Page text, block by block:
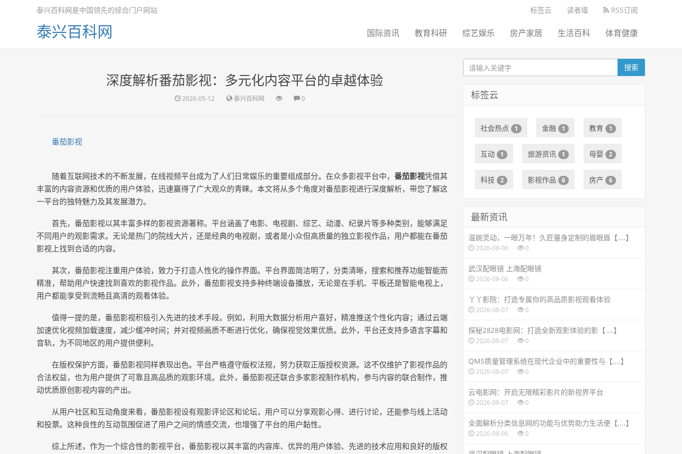
标签云 读者墙 RSS订阅
泰兴百科网是中国领先的综合门户网站
泰兴百科网 国际资讯 教育科研 综艺娱乐 房产家居 生活百科 体育健康
深度解析番茄影视：多元化内容平台的卓越体验
2026-05-12 泰兴百科网 0
番茄影视
随着互联网技术的不断发展，在线视频平台成为了人们日常娱乐的重要组成部分。在众多影视平台中， 番茄影视凭借其
丰富的内容资源和优质的用户体验，迅速赢得了广大观众的青睐。本文将从多个角度对番茄影视进行深度解析，带您了解这
一平台的独特魅力及其发展潜力。
首先，番茄影视以其丰富多样的影视资源著称。平台涵盖了电影、电视剧、综艺、动漫、纪录片等多种类别，能够满足
不同用户的观影需求。无论是热门的院线大片，还是经典的电视剧，或者是小众但高质量的独立影视作品，用户都能在番茄
影视上找到合适的内容。
其次，番茄影视注重用户体验，致力于打造人性化的操作界面。平台界面简洁明了，分类清晰，搜索和推荐功能智能而
精准，帮助用户快速找到喜欢的影视作品。此外，番茄影视支持多种终端设备播放，无论是在手机、平板还是智能电视上，
用户都能享受到流畅且高清的观看体验。
值得一提的是，番茄影视积极引入先进的技术手段。例如，利用大数据分析用户喜好，精准推送个性化内容；通过云端
加速优化视频加载速度，减少缓冲时间；并对视频画质不断进行优化，确保视觉效果优质。此外，平台还支持多语言字幕和
音轨，为不同地区的用户提供便利。
在版权保护方面，番茄影视同样表现出色。平台严格遵守版权法规，努力获取正版授权资源。这不仅维护了影视作品的
合法权益，也为用户提供了可靠且高品质的观影环境。此外，番茄影视还联合多家影视制作机构，参与内容的联合制作，推
动优质原创影视内容的产出。
从用户社区和互动角度来看，番茄影视设有观影评论区和论坛，用户可以分享观影心得、进行讨论，还能参与线上活动
和投票。这种良性的互动氛围促进了用户之间的情感交流，也增强了平台的用户黏性。
综上所述，作为一个综合性的影视平台，番茄影视以其丰富的内容库、优异的用户体验、先进的技术应用和良好的版权
搜索
标签云
社会热点 1 金融 1 教育 1
互动 1 旅游资讯 1 母婴 2
科技 2 影视作品 6 房产 6
最新资讯
温婉灵动，一眼万年！久匠量身定制的眉眼唇【....】
2026-08-06 0
武汉配眼镜 上海配眼镜
2026-08-06 0
丫丫影院：打造专属你的高品质影视观看体验
2026-08-07 0
探秘2828电影网：打造全新观影体验的影【....】
2026-08-07 0
QMS质量管理系统在现代企业中的重要性与【....】
2026-08-07 0
云电影网：开启无限精彩影片的新视界平台
2026-08-07 0
全面解析分类信息网的功能与优势助力生活便【....】
2026-08-06 0